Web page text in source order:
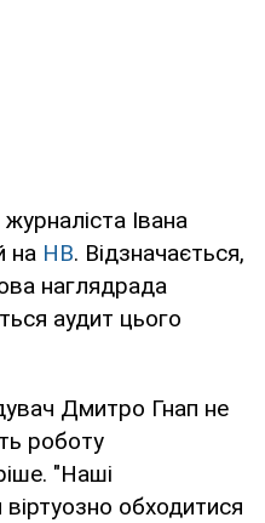
Івана
на НВ. Відзначається,
наглядрада
аудит цього
Дмитро Гнап не
роботу
"Наші
обходитися